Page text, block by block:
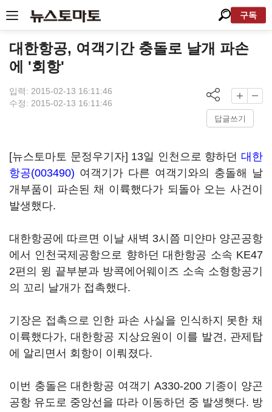
구독
대한항공, 여객기간 충돌로 날개 파손
에 '회항'
입력: 2015-02-13 16:11:46
수정: 2015-02-13 16:11:46
답글쓰기
[뉴스토마토 문정우기자] 13일 인천으로 향하던 대한
항공(003490) 여객기가 다른 여객기와의 충돌해 날
개부품이 파손된 채 이륙했다가 되돌아 오는 사건이
발생했다.
대한항공에 따르면 이날 새벽 3시쯤 미얀마 양곤공항
에서 인천국제공항으로 향하던 대한항공 소속 KE47
2편의 윙 끝부분과 방콕에어웨이즈 소속 소형항공기
의 꼬리 날개가 접촉했다.
기장은 접촉으로 인한 파손 사실을 인식하지 못한 채
이륙했다가, 대한항공 지상요원이 이를 발견, 관제탑
에 알리면서 회항이 이뤄졌다.
이번 충돌은 대한항공 여객기 A330-200 기종이 양곤
공항 유도로 중앙선을 따라 이동하던 중 발생햇다. 방